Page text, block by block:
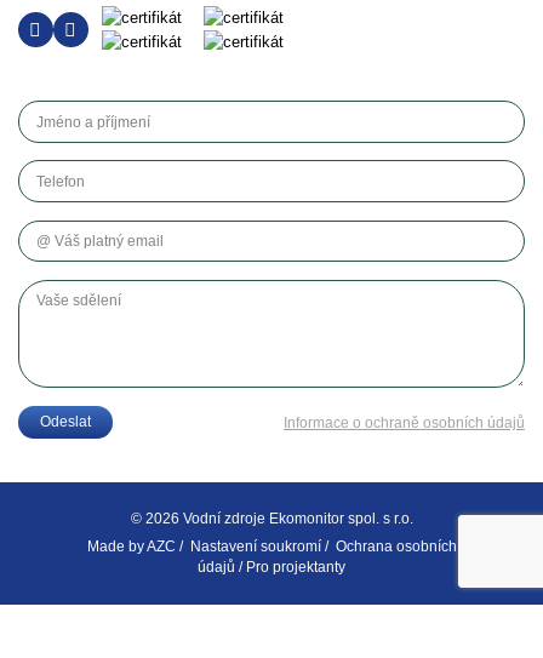
Jméno a příjmení
Telefon
Váš platný email
Vaše sdělení
Odeslat Informace o ochraně osobních údajů
© 2026 Vodní zdroje Ekomonitor spol. s r.o.
Made byAZC / Nastavení soukromí/ Ochrana osobních
údajů / Pro projektanty